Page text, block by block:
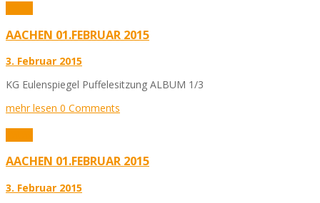
AACHEN 01.FEBRUAR 2015
3. Februar 2015
KG Eulenspiegel Puffelesitzung ALBUM 1/3
mehr lesen 0 Comments
AACHEN 01.FEBRUAR 2015
3. Februar 2015